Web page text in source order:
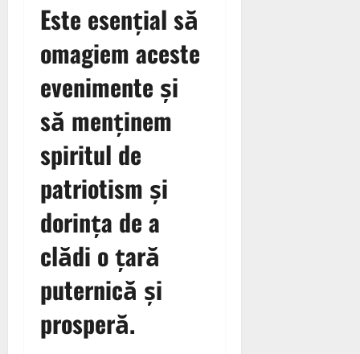
Este esențial să
omagiem aceste
evenimente și
să menținem
spiritul de
patriotism și
dorința de a
clădi o țară
puternică și
prosperă.